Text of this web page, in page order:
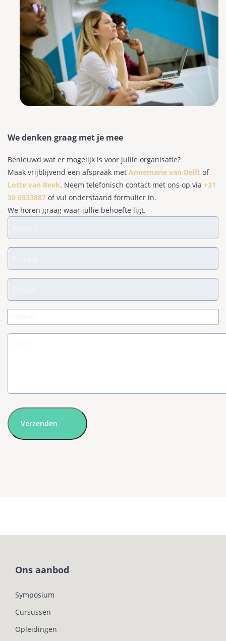
We denken graag met je mee
Benieuwd wat er mogelijk is voor jullie organisatie?
Maak vrijblijvend een afspraak met Annemarie van Delft of
Lotte van Beek. Neem telefonisch contact met ons op via +31
30 6933887 of vul onderstaand formulier in.
We horen graag waar jullie behoefte ligt.
Naam
Functie
Email
Untitled
Ons aanbod
Symposium
Cursussen
Opleidingen